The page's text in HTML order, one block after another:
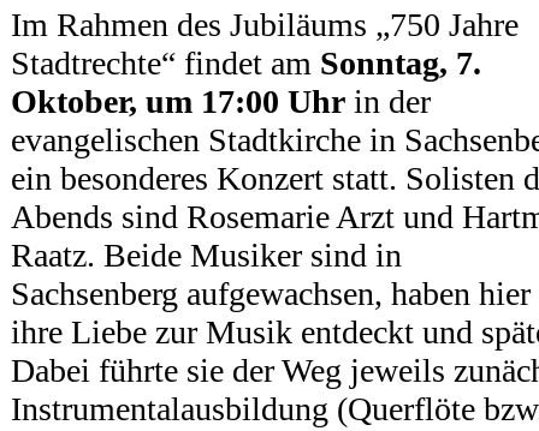
Im Rahmen des Jubiläums „750 Jahre
Stadtrechte“ findet am Sonntag, 7.
Oktober, um 17:00 Uhr in der
evangelischen Stadtkirche in
ein besonderes Konzert statt. Solisten
Abends sind Rosemarie Arzt und
Raatz. Beide Musiker sind in
Sachsenberg aufgewachsen, haben hier
ihre Liebe zur Musik entdeckt und
Dabei führte sie der Weg jeweils
Instrumentalausbildung (Querflöte